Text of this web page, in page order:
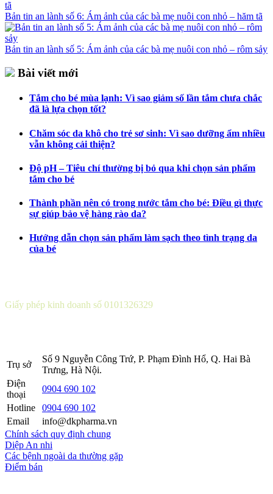
Bản tin an lành số 6: Ám ảnh của các bà mẹ nuôi con nhỏ – hăm tã
Bản tin an lành số 5: Ám ảnh của các bà mẹ nuôi con nhỏ – rôm sảy
Bài viết mới
Tắm cho bé mùa lạnh: Vì sao giảm số lần tắm chưa chắc
đã là lựa chọn tốt?
Chăm sóc da khô cho trẻ sơ sinh: Vì sao dưỡng ẩm nhiều
vẫn không cải thiện?
Độ pH – Tiêu chí thường bị bỏ qua khi chọn sản phẩm
tắm cho bé
Thành phần nên có trong nước tắm cho bé: Điều gì thực
sự giúp bảo vệ hàng rào da?
Hướng dẫn chọn sản phẩm làm sạch theo tình trạng da
của bé
Giấy phép kinh doanh số 0101326329
Trụ sở
Số 9 Nguyễn Công Trứ, P. Phạm Đình Hổ, Q. Hai Bà
Trưng, Hà Nội.
Điện
thoại
0904 690 102
Hotline
0904 690 102
Email
info@dkpharma.vn
Chính sách quy định chung
Diệp An nhi
Các bệnh ngoài da thường gặp
Điểm bán